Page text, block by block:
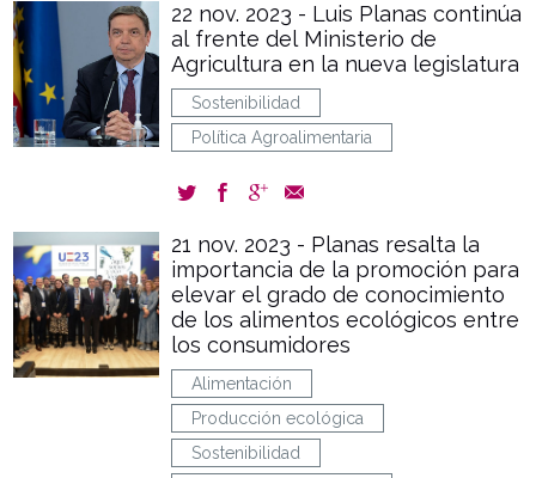
22 nov. 2023 - Luis Planas continúa
al frente del Ministerio de
Agricultura en la nueva legislatura
Sostenibilidad
Política Agroalimentaria
21 nov. 2023 - Planas resalta la
importancia de la promoción para
elevar el grado de conocimiento
de los alimentos ecológicos entre
los consumidores
Alimentación
Producción ecológica
Sostenibilidad